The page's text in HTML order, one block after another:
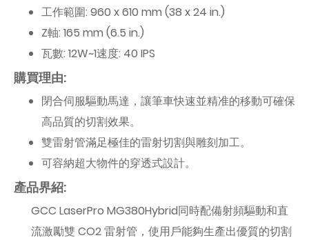
工作範圍: 960 x 610 mm (38 x 24 in.)
Z軸: 165 mm (6.5 in.)
瓦數: 12W~1速度: 40 IPS
購買理由:
閉合伺服驅動馬達，讓筆車快速並精准的移動可確保
高品質的切割效果。
雙雷射管滿足極佳的雷射切割與雕刻加工。
可容納超大物件的穿透式設計。
產品界紹:
GCC LaserPro MG380Hybrid同時配備射頻驅動和直
流激勵雙 CO2 雷射管，使用戶能夠生產出優質的切割